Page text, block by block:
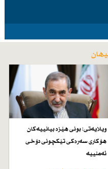
ویلایەتی: بونی هێزە بیانییەكان
هۆكاری سەرەكی تێكچونی دۆخی
ئەمنییە